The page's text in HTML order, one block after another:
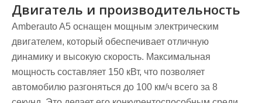
Двигатель и производительность
Amberauto A5 оснащен мощным электрическим
двигателем, который обеспечивает отличную
динамику и высокую скорость. Максимальная
мощность составляет 150 кВт, что позволяет
автомобилю разгоняться до 100 км/ч всего за 8